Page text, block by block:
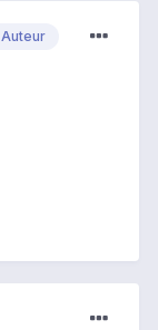
Auteur